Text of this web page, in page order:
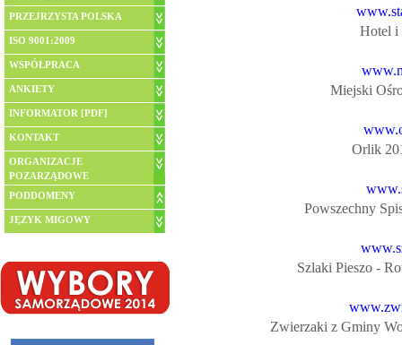
PRZEJRZYSTA POLSKA
ISO 9001:2009
WSPÓŁPRACA
ANKIETY
INFORMATOR [PDF]
KONTAKT
ORGANIZACJE
POZARZĄDOWE
PODDOMENY
JĘZYK MIGOWY
Hotel i
Miejski
Orlik
Powszechny
Szlaki Pieszo -
Zwierzaki z Gminy